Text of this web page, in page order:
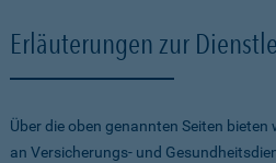
Erläuterungen zur
Über die oben genannten Seiten
an Versicherungs- und